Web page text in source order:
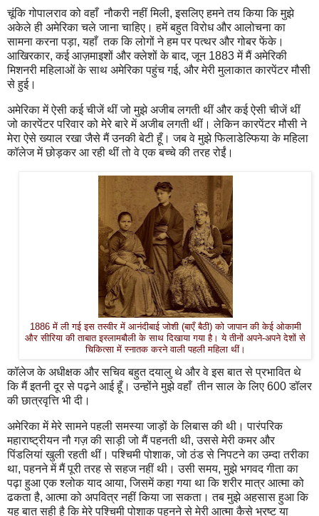
चूंकि गोपालराव को वहाँ नौकरी नहीं मिली, इसलिए हमने तय किया कि मुझे
अकेले ही अमेरिका चले जाना चाहिए। हमें बहुत विरोध और आलोचना का
सामना करना पड़ा, यहाँ तक कि लोगों ने हम पर पत्थर और गोबर फेंके।
आखिरकार, कई आज़माइशों और क्लेशों के बाद, जून 1883 में मैं अमेरिकी
मिशनरी महिलाओं के साथ अमेरिका पहुंच गई, और मेरी मुलाकात कारपेंटर मौसी
से हुई।
अमेरिका में ऐसी कई चीजें थीं जो मुझे अजीब लगती थीं और कई ऐसी चीजें थीं
जो कारपेंटर परिवार को मेरे बारे में अजीब लगती थीं। लेकिन कारपेंटर मौसी ने
मेरा ऐसे ख्याल रखा जैसे मैं उनकी बेटी हूँ। जब वे मुझे फिलाडेल्फिया के महिला
कॉलेज में छोड़कर आ रही थीं तो वे एक बच्चे की तरह रोईं।
1886 में ली गई इस तस्वीर में आनंदीबाई जोशी (बाएँ बैठी) को जापान की केई ओकामी
और सीरिया की ताबात इस्लामबौली के साथ दिखाया गया है। ये तीनों अपने-अपने देशों से
चिकित्सा में स्नातक करने वाली पहली महिला थीं।
कॉलेज के अधीक्षक और सचिव बहुत दयालु थे और वे इस बात से प्रभावित थे
कि मैं इतनी दूर से पढ़ने आई हूँ। उन्होंने मुझे वहाँ तीन साल के लिए 600 डॉलर
की छात्रवृत्ति भी दी।
अमेरिका में मेरे सामने पहली समस्या जाड़ों के लिबास की थी। पारंपरिक
महाराष्ट्रीयन नौ गज़ की साड़ी जो मैं पहनती थी, उससे मेरी कमर और
पिंडलियां खुली रहती थीं। पश्चिमी पोशाक, जो ठंड से निपटने का उम्दा तरीका
था, पहनने में मैं पूरी तरह से सहज नहीं थी। उसी समय, मुझे भगवद गीता का
पढ़ा हुआ एक श्लोक याद आया, जिसमें कहा गया था कि शरीर मात्र आत्मा को
ढकता है, आत्मा को अपवित्र नहीं किया जा सकता। तब मुझे अहसास हुआ कि
यह बात सही है कि मेरे पश्चिमी पोशाक पहनने से मेरी आत्मा कैसे भ्रष्ट या